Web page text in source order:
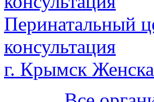
Перинатальный
консультация
г. Крымск